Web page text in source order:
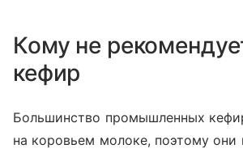
Кому не
кефир
Большинство промышленных
на коровьем молоке, поэтому они